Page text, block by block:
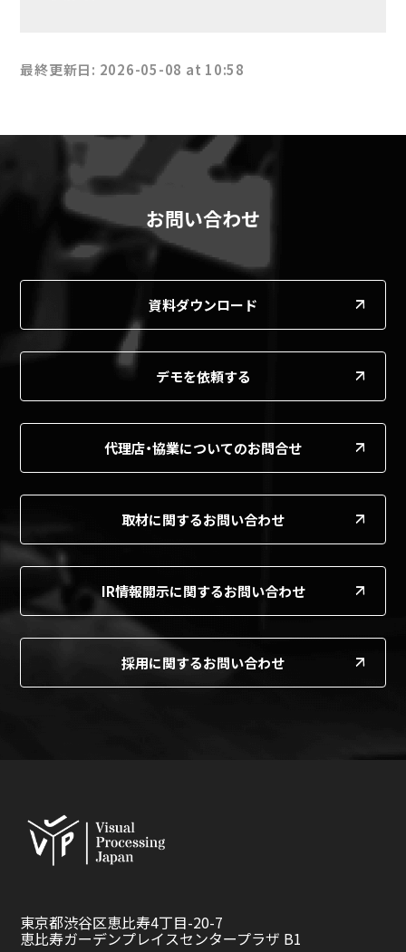
最終更新日: 2026-05-08 at 10:58
お問い合わせ
資料ダウンロード
デモを依頼する
代理店・協業についてのお問合せ
取材に関するお問い合わせ
IR情報開示に関するお問い合わせ
採用に関するお問い合わせ
東京都渋谷区恵比寿4丁目-20-7
恵比寿ガーデンプレイスセンタープラザ B1